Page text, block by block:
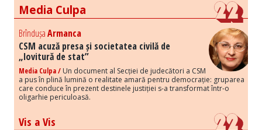
Media Culpa
BrîndușaArmanca
CSM acuză presa și societatea civilă de
„lovitură de stat”
Media Culpa / Un document al Secției de judecători a CSM
a pus în plină lumină o realitate amară pentru democrație: gruparea
care conduce în prezent destinele justiției s-a transformat într-o
oligarhie periculoasă.
Vis a Vis